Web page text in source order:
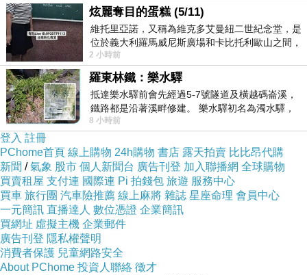
炫麗奪目的蛋糕 (5/11)
維托里亞諾，又稱為維克多艾曼紐二世紀念堂，是
位於義大利羅馬威尼斯廣場和卡比托利歐山之間，
用以紀念統一義大利統一後的的第一位國
2 小時前
羅東林鐵：樂水驛
抵達樂水驛前會先經過5-7號隧道及橫越碼崙溪，
鐵路都是沿著溪畔修建。 樂水驛初名為濁水驛，
但因與臺鐵集集線車站同名，於1953
8 小時前
登入 註冊
PChome首頁 線上購物 24h購物 書店 露天拍賣 比比昂代購
新聞 /氣象 股市 個人新聞台 廣告刊登 加入聯播網 全球購物
買賣租屋 支付連 國際連 Pi 拍錢包 旅遊 服務中心
買車 旅行團 汽車險推薦 線上麻將 雜誌 星座命理 會員中心
一元簡訊 直播達人 數位憑證 企業簡訊
買網址 虛擬主機 企業郵件
廣告刊登 隱私權聲明
消費者保護 兒童網路安全
About PChome 投資人聯絡 徵才